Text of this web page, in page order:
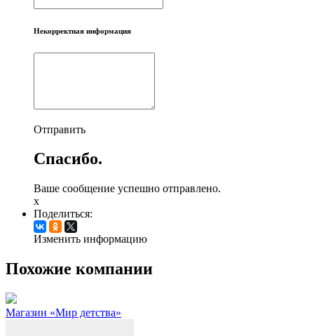
Некорректная информация
Отправить
Спасибо.
Ваше сообщение успешно отправлено.
x
Поделиться:
Изменить информацию
Похожие компании
Магазин «Мир детства»